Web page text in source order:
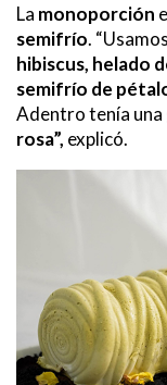
La monoporción
semifrío.
hibiscus, helado
semifrío de
Adentro tenía una
rosa”, explicó.